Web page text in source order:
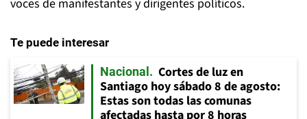
voces de manifestantes y dirigentes políticos.
Te puede interesar
Nacional
Cortes de luz en
Santiago hoy sábado 8 de agosto:
Estas son todas las comunas
afectadas hasta por 8 horas